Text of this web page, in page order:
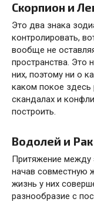
Скорпион и
Это два знака
контролировать,
вообще не
пространства. Это
них, поэтому ни о
каком покое здесь
скандалах и
построить.
Водолей и Рак
Притяжение между
начав совместную
жизнь у них
разнообразие с